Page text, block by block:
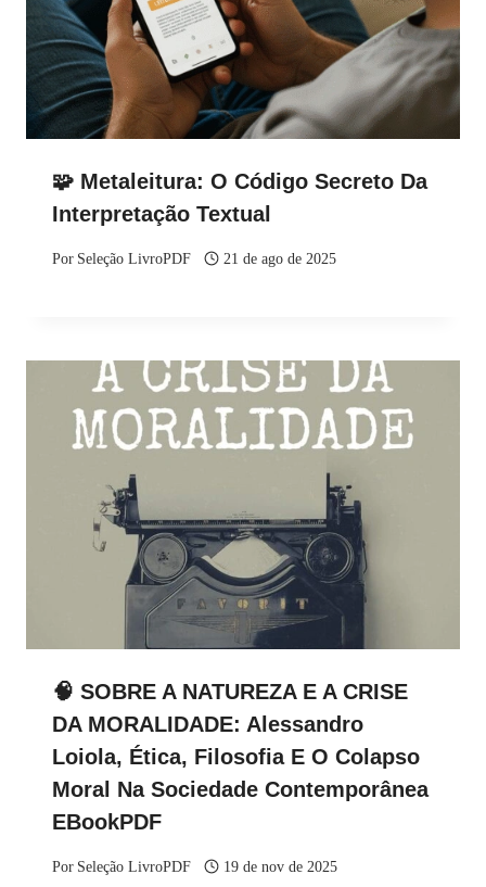
🧩 Metaleitura: O Código Secreto Da
Interpretação Textual
Por Seleção LivroPDF 21 de ago de 2025
🧠 SOBRE A NATUREZA E A CRISE
DA MORALIDADE: Alessandro
Loiola, Ética, Filosofia E O Colapso
Moral Na Sociedade Contemporânea
EBookPDF
Por Seleção LivroPDF 19 de nov de 2025